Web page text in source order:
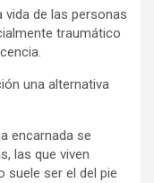
vida de las personas
traumático
una alternativa
encarnada se
las que viven
suele ser el del pie